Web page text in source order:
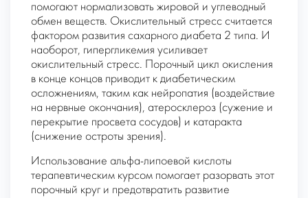
помогают нормализовать жировой и углеводный
обмен веществ. Окислительный стресс считается
фактором развития сахарного диабета 2 типа. И
наоборот, гипергликемия усиливает
окислительный стресс. Порочный цикл окисления
в конце концов приводит к диабетическим
осложнениям, таким как нейропатия (воздействие
на нервные окончания), атеросклероз (сужение и
перекрытие просвета сосудов) и катаракта
(снижение остроты зрения).
Использование альфа-липоевой кислоты
терапевтическим курсом помогает разорвать этот
порочный круг и предотвратить развитие